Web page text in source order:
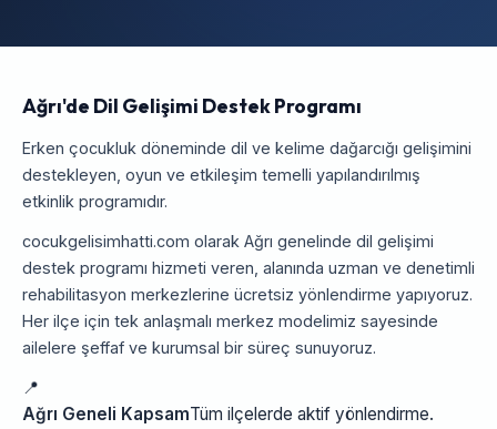
Ağrı'de Dil Gelişimi Destek Programı
Erken çocukluk döneminde dil ve kelime dağarcığı gelişimini
destekleyen, oyun ve etkileşim temelli yapılandırılmış
etkinlik programıdır.
cocukgelisimhatti.com olarak Ağrı genelinde dil gelişimi
destek programı hizmeti veren, alanında uzman ve denetimli
rehabilitasyon merkezlerine ücretsiz yönlendirme yapıyoruz.
Her ilçe için tek anlaşmalı merkez modelimiz sayesinde
ailelere şeffaf ve kurumsal bir süreç sunuyoruz.
📍
Ağrı Geneli KapsamTüm ilçelerde aktif yönlendirme.